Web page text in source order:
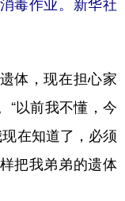
毒作业。新华社
体，现在担心家
“以前我不懂，今
在知道了，必须
把我弟弟的遗体